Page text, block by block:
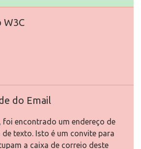
W3C
do Email
foi encontrado um endereço de
texto. Isto é um convite para
a caixa de correio deste